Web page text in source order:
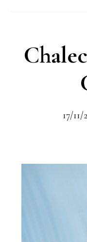
17/11/